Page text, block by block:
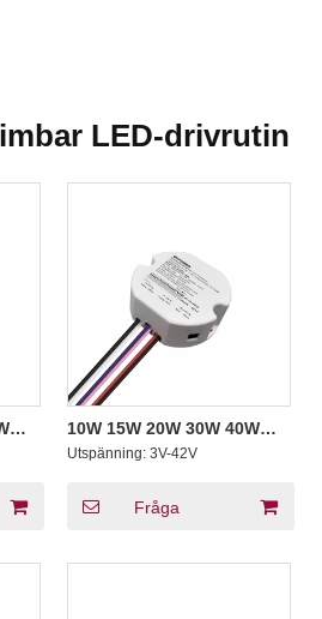
LED-drivrutin
10W 15W 20W 30W 40W
50W konstant ström Triac
0-10V 5 i 1 dimbar LED-
för inomhusljus
Utspänning: 3V-42V
Fråga